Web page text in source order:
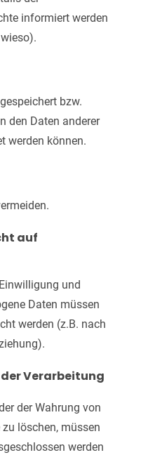
informiert werden
bzw.
den Daten anderer
werden können.
auf
und
Daten müssen
werden (z.B. nach
Verarbeitung
der Wahrung von
löschen, müssen
werden